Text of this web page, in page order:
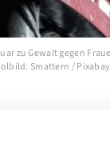
zu Gewalt gegen
Smattern /